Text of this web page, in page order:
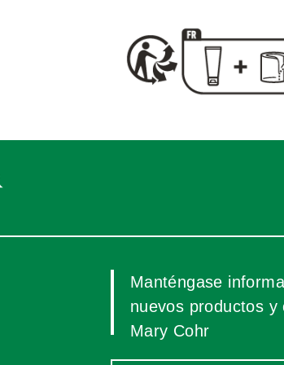
Manténgase
nuevos productos y
Mary Cohr